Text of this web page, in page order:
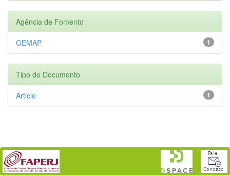
Agência de Fomento
1
GEMAP
Tipo de Documento
1
Article